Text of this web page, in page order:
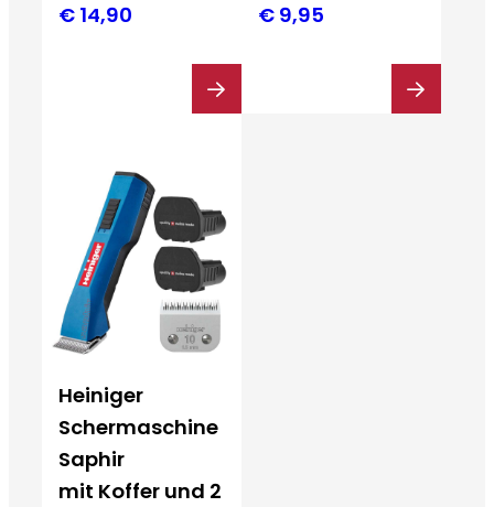
€ 14,90
€ 9,95
Heiniger
Schermaschine
Saphir
mit Koffer und 2